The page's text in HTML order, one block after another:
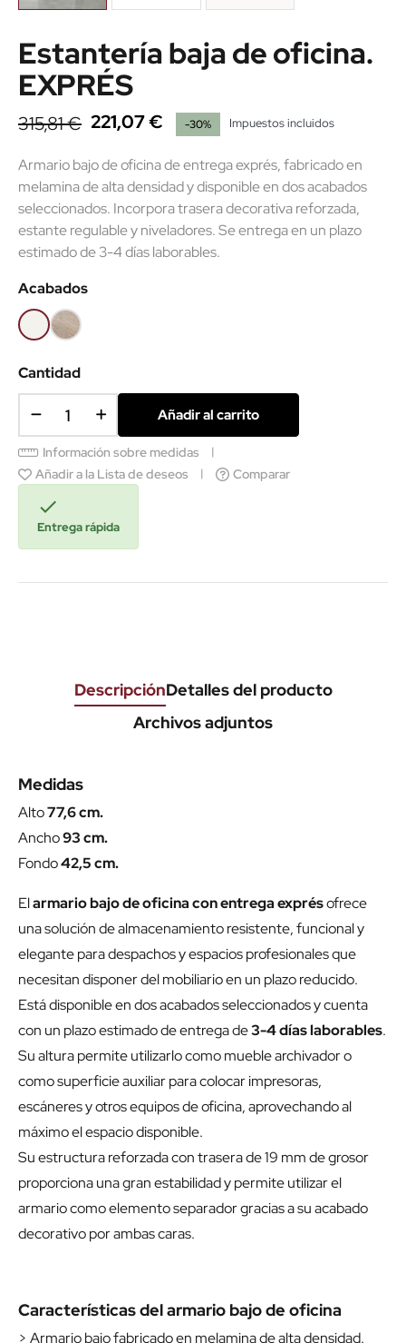
Estantería baja de oficina.
EXPRÉS
315,81 € 221,07 € -30% Impuestos incluidos
Armario bajo de oficina de entrega exprés, fabricado en
melamina de alta densidad y disponible en dos acabados
seleccionados. Incorpora trasera decorativa reforzada,
estante regulable y niveladores. Se entrega en un plazo
estimado de 3-4 días laborables.
Acabados
BlancoOlmo
claro
Cantidad
Añadir al carrito
Información sobre medidas
Añadir a la Lista de deseos
Comparar

Entrega rápida
DescripciónDetalles del producto
Archivos adjuntos
Medidas
Alto77,6 cm.
Ancho93 cm.
Fondo42,5 cm.
Elarmario bajo de oficina con entrega exprésofrece
una solución de almacenamiento resistente, funcional y
elegante para despachos y espacios profesionales que
necesitan disponer del mobiliario en un plazo reducido.
Está disponible en dos acabados seleccionados y cuenta
con un plazo estimado de entrega de3-4 días laborables.
Su altura permite utilizarlo como mueble archivador o
como superficie auxiliar para colocar impresoras,
escáneres y otros equipos de oficina, aprovechando al
máximo el espacio disponible.
Su estructura reforzada con trasera de 19 mm de grosor
proporciona una gran estabilidad y permite utilizar el
armario como elemento separador gracias a su acabado
decorativo por ambas caras.
Características del armario bajo de oficina
> Armario bajo fabricado en melamina de alta densidad.